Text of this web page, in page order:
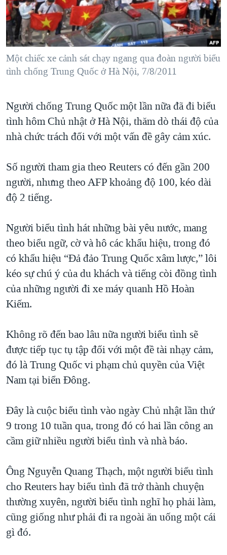
"Tìm"NGƯỜI VIỆT HẢI NGOẠI
ĐỜI SỐNG
KINH TẾ
VĂN HOÁ
THỂ THAO
GIÁO DỤC
TẠI
HÀNH TRÌNH BẦU CỬ 2024
MỘT NĂM CHIẾN TRANH TẠI DẢI GAZA
GIẢI MÃ VÀNH ĐAI & CON ĐƯỜNG
NGÀY TỊ NẠN THẾ GIỚI
GROUND ZERO – XƯA VÀ NAY
CHI PHÍ CHIẾN TRANH AFGHANISTAN
THƯỢNG ĐỈNH TRUMP-KIM TẠI VIỆT NAM
TRỊNH VĨNH BÌNH VS. CHÍNH PHỦ VIỆT NAM
NGƯ DÂN VIỆT VÀ LÀN SÓNG TRỘM HẢI SÂM
BÊN KIA QUỐC LỘ: TIẾNG VỌNG TỪ NÔNG THÔN MỸ
QUAN HỆ VIỆT MỸ
VIDEO
NGHE
MẠNG XÃ HỘI
Ngôn ngữ khác
Một chiếc xe cảnh sát chạy ngang qua đoàn người biểu
tình chống Trung Quốc ở Hà Nội, 7/8/2011
Người chống Trung Quốc một lần nữa đã đi biểu
tình hôm Chủ nhật ở Hà Nội, thăm dò thái độ của
nhà chức trách đối với một vấn đề gây cảm xúc.
Số người tham gia theo Reuters có đến gần 200
người, nhưng theo AFP khoảng độ 100, kéo dài
độ 2 tiếng.
Người biểu tình hát những bài yêu nước, mang
theo biểu ngữ, cờ và hô các khẩu hiệu, trong đó
có khẩu hiệu “Đả đảo Trung Quốc xâm lược,” lôi
kéo sự chú ý của du khách và tiếng còi đồng tình
của những người đi xe máy quanh Hồ Hoàn
Kiếm.
Không rõ đến bao lâu nữa người biểu tình sẽ
được tiếp tục tụ tập đối với một đề tài nhạy cảm,
đó là Trung Quốc vi phạm chủ quyền của Việt
Nam tại biển Đông.
Đây là cuộc biểu tình vào ngày Chủ nhật lần thứ
9 trong 10 tuần qua, trong đó có hai lần công an
cầm giữ nhiều người biểu tình và nhà báo.
Ông Nguyễn Quang Thạch, một người biểu tình
cho Reuters hay biểu tình đã trở thành chuyện
thường xuyên, người biểu tình nghĩ họ phải làm,
cũng giống như phải đi ra ngoài ăn uống một cái
gì đó.